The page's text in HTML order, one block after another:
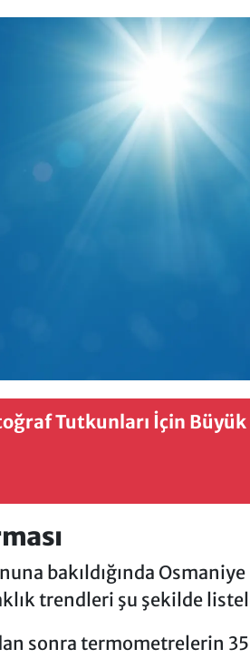
Tutkunları İçin Büyük
bakıldığında Osmaniye
trendleri şu şekilde
sonra termometrelerin